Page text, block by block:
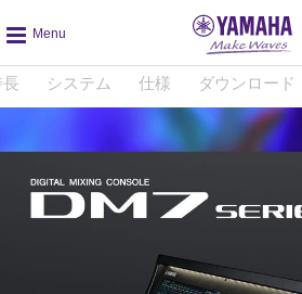
global
navigation
システム 仕様 ダウンロード